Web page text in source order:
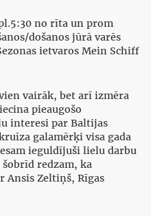
no rīta un prom
došanos jūrā varēs
ietvaros Mein Schiff
vairāk, bet arī izmēra
pieaugošo
interesi par Baltijas
galamērķi visa gada
ieguldījuši lielu darbu
redzam, ka
Ansis Zeltiņš, Rīgas